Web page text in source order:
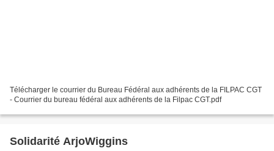
Télécharger le courrier du Bureau Fédéral aux adhérents de la FILPAC CGT
- Courrier du bureau fédéral aux adhérents de la Filpac CGT.pdf
Solidarité ArjoWiggins